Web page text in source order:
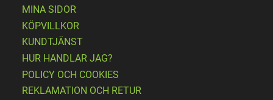
MINA SIDOR
KÖPVILLKOR
KUNDTJÄNST
HUR HANDLAR JAG?
POLICY OCH COOKIES
REKLAMATION OCH RETUR